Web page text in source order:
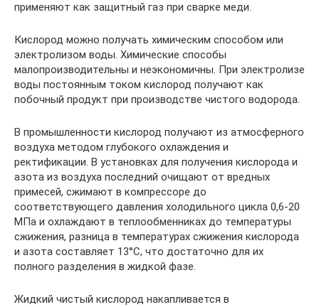
применяют как защитный газ при сварке меди.
Кислород можно получать химическим способом или
электролизом воды. Химические способы
малопроизводительны и неэкономичны. При электролизе
воды постоянным током кислород получают как
побочный продукт при производстве чистого водорода.
В промышленности кислород получают из атмосферного
воздуха методом глубокого охлаждения и
ректификации. В установках для получения кислорода и
азота из воздуха последний очищают от вредных
примесей, сжимают в компрессоре до
соответствующего давления холодильного цикла 0,6-20
МПа и охлаждают в теплообменниках до температуры
сжижения, разница в температурах сжижения кислорода
и азота составляет 13°С, что достаточно для их
полного разделения в жидкой фазе.
Жидкий чистый кислород накапливается в